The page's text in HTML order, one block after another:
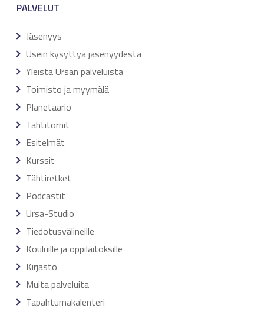
PALVELUT
Jäsenyys
Usein kysyttyä jäsenyydestä
Yleistä Ursan palveluista
Toimisto ja myymälä
Planetaario
Tähtitornit
Esitelmät
Kurssit
Tähtiretket
Podcastit
Ursa-Studio
Tiedotusvälineille
Kouluille ja oppilaitoksille
Kirjasto
Muita palveluita
Tapahtumakalenteri